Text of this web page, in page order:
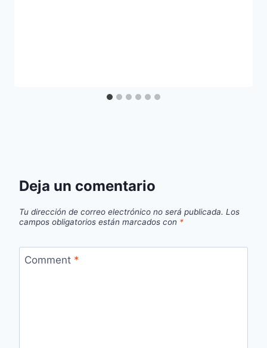
Deja un comentario
Tu dirección de correo electrónico no será publicada. Los
campos obligatorios están marcados con *
Comment *